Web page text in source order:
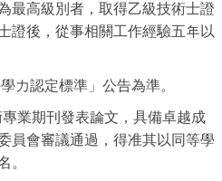
最高級別者，取得乙級技術士證
證後，從事相關工作經驗五年以
力認定標準」公告為準。
業期刊發表論文，具備卓越成
員會審議通過，得准其以同等學
。